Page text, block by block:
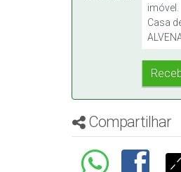
Compartilhar